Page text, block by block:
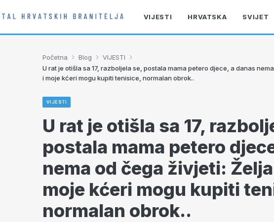
VIJESTI HRVATSKA SVIJET
Početna › Blog › VIJESTI ›
U rat je otišla sa 17, razboljela se, postala mama petero djece, a danas
i moje kćeri mogu kupiti tenisice, normalan obrok..
VIJESTI
U rat je otišla sa 17,
postala mama petero
nema od čega živjeti:
moje kćeri mogu kupiti
normalan obrok..